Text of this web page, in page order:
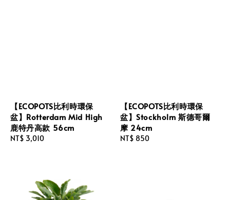
【ECOPOTS比利時環保
盆】Rotterdam Mid High
鹿特丹高款 56cm
Regular
NT$ 3,010
【ECOPOTS比利時環保
盆】Stockholm 斯德哥爾
摩 24cm
Regular
NT$ 850